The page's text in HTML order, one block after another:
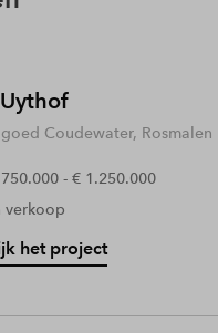
Coudewater, Rosmalen
- € 1.250.000
verkoop
het project